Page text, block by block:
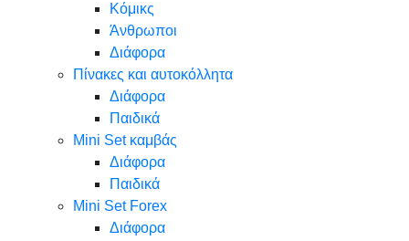
Κόμικς
Άνθρωποι
Διάφορα
Πίνακες και αυτοκόλλητα
Διάφορα
Παιδικά
Mini Set καμβάς
Διάφορα
Παιδικά
Mini Set Forex
Διάφορα